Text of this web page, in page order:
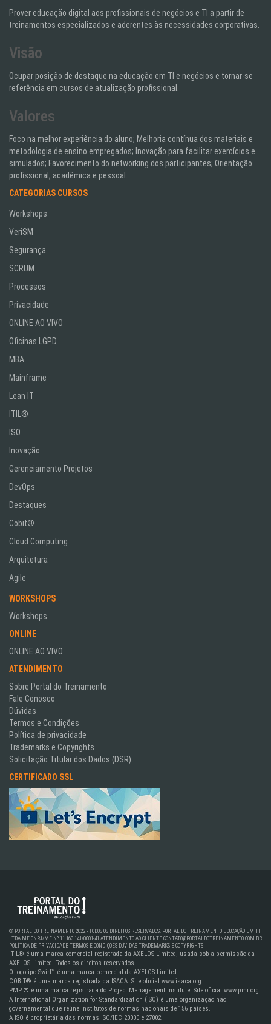
Prover educação digital aos profissionais de negócios e TI a partir de
treinamentos especializados e aderentes às necessidades corporativas.
Visão
Ocupar posição de destaque na educação em TI e negócios e tornar-se
referência em cursos de atualização profissional.
Valores
Foco na melhor experiência do aluno; Melhoria contínua dos materiais e
metodologia de ensino empregados; Inovação para facilitar exercícios e
simulados; Favorecimento do networking dos participantes; Orientação
profissional, acadêmica e pessoal.
CATEGORIAS CURSOS
Workshops
VeriSM
Segurança
SCRUM
Processos
Privacidade
ONLINE AO VIVO
Oficinas LGPD
MBA
Mainframe
Lean IT
ITIL®
ISO
Inovação
Gerenciamento Projetos
DevOps
Destaques
Cobit®
Cloud Computing
Arquitetura
Agile
WORKSHOPS
Workshops
ONLINE
ONLINE AO VIVO
ATENDIMENTO
Sobre Portal do Treinamento
Fale Conosco
Dúvidas
Termos e Condições
Política de privacidade
Trademarks e Copyrights
Solicitação Titular dos Dados (DSR)
CERTIFICADO SSL
© PORTAL DO TREINAMENTO 2022 - TODOS OS DIREITOS RESERVADOS. PORTAL DO TREINAMENTO EDUCAÇÃO EM TI
LTDA ME CNPJ/MF Nº 11.163.141/0001-41 ATENDIMENTO AO CLIENTE CONTATO@PORTALDOTREINAMENTO.COM.BR
POLÍTICA DE PRIVACIDADE TERMOS E CONDIÇÕES DÚVIDAS TRADEMARKS E COPYRIGHTS
ITIL® é uma marca comercial registrada da AXELOS Limited, usada sob a permissão da
AXELOS Limited. Todos os direitos reservados.
O logotipo Swirl™ é uma marca comercial da AXELOS Limited.
COBIT® é uma marca registrada da ISACA. Site oficial www.isaca.org.
PMP ® é uma marca registrada do Project Management Institute. Site oficial www.pmi.org.
A International Organization for Standardization (ISO) é uma organização não
governamental que reúne institutos de normas nacionais de 156 países.
A ISO é proprietária das normas ISO/IEC 20000 e 27002.